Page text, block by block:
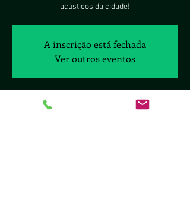
acústicos da cidade!
A inscrição está fechada
Ver outros eventos
Horário e local